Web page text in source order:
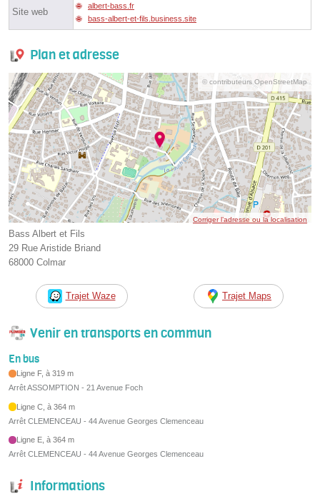
Site web
albert-bass.fr
bass-albert-et-fils.business.site
Plan et adresse
© contributeurs OpenStreetMap
Corriger l’adresse ou la localisation
Bass Albert et Fils
29 Rue Aristide Briand
68000 Colmar
Trajet Waze Trajet Maps
Venir en transports en commun
En bus
Ligne F, à 319 m
Arrêt ASSOMPTION - 21 Avenue Foch
Ligne C, à 364 m
Arrêt CLEMENCEAU - 44 Avenue Georges Clemenceau
Ligne E, à 364 m
Arrêt CLEMENCEAU - 44 Avenue Georges Clemenceau
Informations